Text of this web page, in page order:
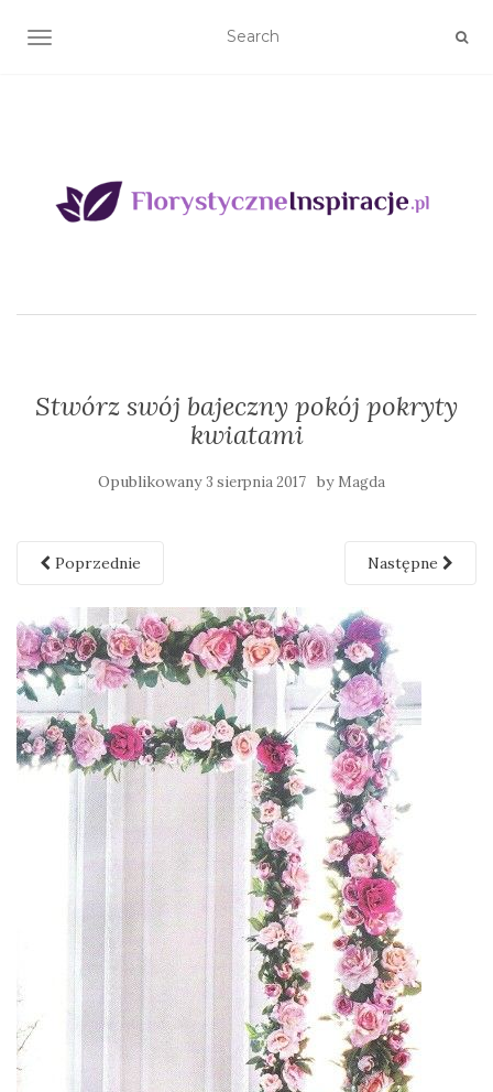
TOGGLE NAVIGATION
Stwórz swój bajeczny pokój pokryty
kwiatami
Opublikowany 3 sierpnia 2017 by Magda
Poprzednie Następne